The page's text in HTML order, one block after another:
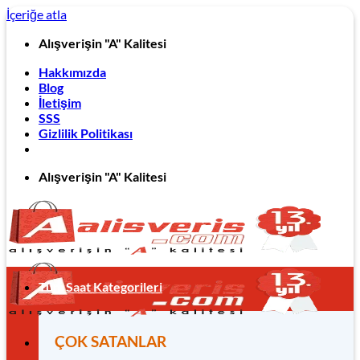
İçeriğe atla
Alışverişin "A" Kalitesi
Hakkımızda
Blog
İletişim
SSS
Gizlilik Politikası
Alışverişin "A" Kalitesi
Tüm Saat Kategorileri
ÇOK SATANLAR